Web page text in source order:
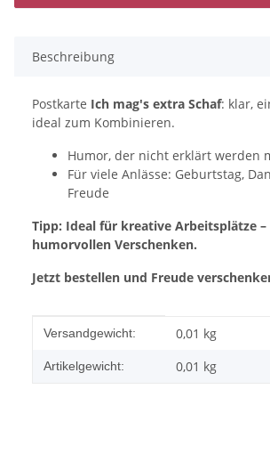
Beschreibung
Postkarte Ich mag's extra Schaf: klar,
ideal zum Kombinieren.
Humor, der nicht erklärt werden
Für viele Anlässe: Geburtstag,
Freude
Tipp: Ideal für kreative Arbeitsplätze –
humorvollen Verschenken.
Jetzt bestellen und Freude
Produkteigenschaft
Wert
Versandgewicht: 0,01 kg
Artikelgewicht: 0,01 kg